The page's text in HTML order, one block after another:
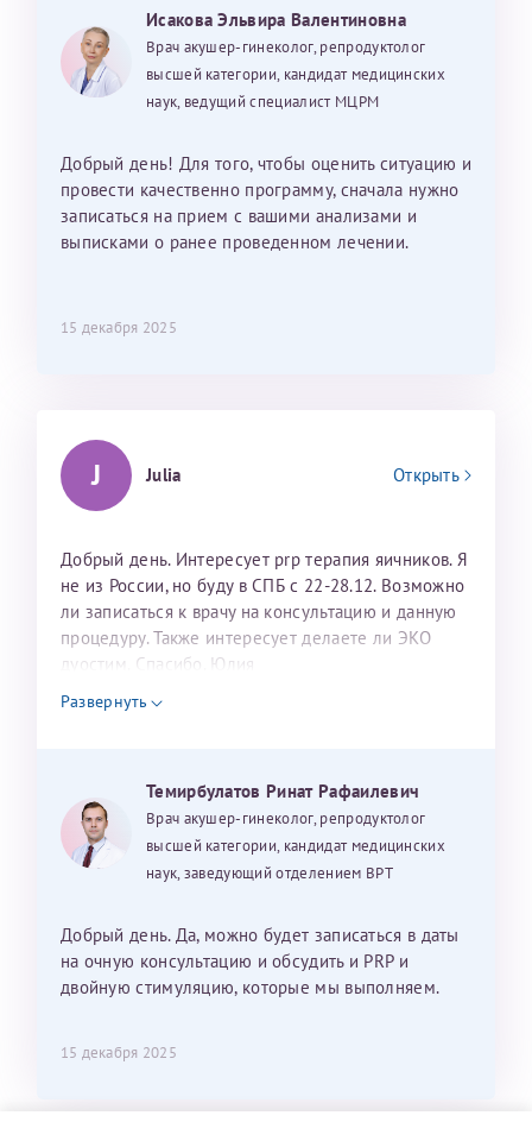
Исакова Эльвира Валентиновна
Врач акушер-гинеколог, репродуктолог
высшей категории, кандидат медицинских
наук, ведущий специалист МЦРМ
Добрый день! Для того, чтобы оценить ситуацию и
провести качественно программу, сначала нужно
записаться на прием с вашими анализами и
выписками о ранее проведенном лечении.
15 декабря 2025
J Julia Открыть
Добрый день. Интересует prp терапия яичников. Я
не из России, но буду в СПБ с 22-28.12. Возможно
ли записаться к врачу на консультацию и данную
процедуру. Также интересует делаете ли ЭКО
дуостим. Спасибо. Юлия
Развернуть
Темирбулатов Ринат Рафаилевич
Врач акушер-гинеколог, репродуктолог
высшей категории, кандидат медицинских
наук, заведующий отделением ВРТ
Добрый день. Да, можно будет записаться в даты
на очную консультацию и обсудить и PRP и
двойную стимуляцию, которые мы выполняем.
15 декабря 2025